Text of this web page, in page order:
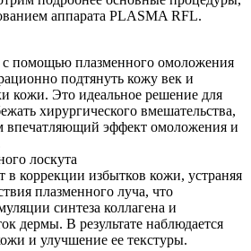
аппарата PLASMA RFL.
с помощью плазменного омоложения
подтянуть кожу век и
кожи. Это идеальное решение для
хирургического вмешательства,
впечатляющий эффект омоложения и
лоскута
в коррекции избытков кожи, устраняя
плазменного луча, что
синтеза коллагена и
дермы. В результате наблюдается
и улучшение ее текстуры.